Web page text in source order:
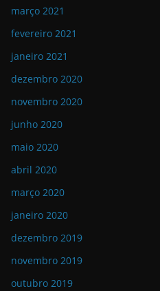
março 2021
fevereiro 2021
janeiro 2021
dezembro 2020
novembro 2020
junho 2020
maio 2020
abril 2020
março 2020
janeiro 2020
dezembro 2019
novembro 2019
outubro 2019